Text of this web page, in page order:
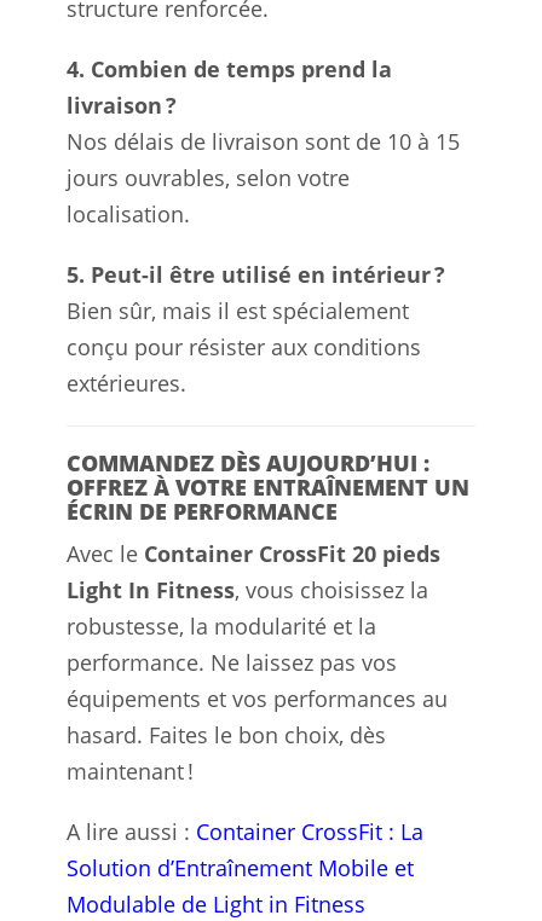
structure renforcée.
4. Combien de temps prend la
livraison ?
Nos délais de livraison sont de 10 à 15
jours ouvrables, selon votre
localisation.
5. Peut-il être utilisé en intérieur ?
Bien sûr, mais il est spécialement
conçu pour résister aux conditions
extérieures.
COMMANDEZ DÈS AUJOURD’HUI :
OFFREZ À VOTRE ENTRAÎNEMENT UN
ÉCRIN DE PERFORMANCE
Avec le Container CrossFit 20 pieds
Light In Fitness, vous choisissez la
robustesse, la modularité et la
performance. Ne laissez pas vos
équipements et vos performances au
hasard. Faites le bon choix, dès
maintenant !
A lire aussi : Container CrossFit : La
Solution d’Entraînement Mobile et
Modulable de Light in Fitness